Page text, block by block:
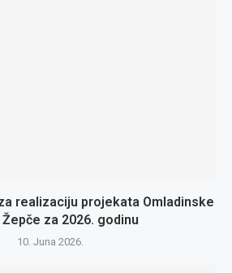
realizaciju projekata Omladinske
za 2026. godinu
10. Juna 2026.